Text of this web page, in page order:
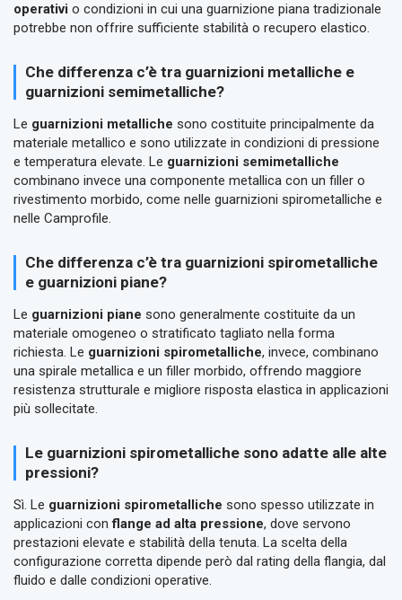
operativi o condizioni in cui una guarnizione piana tradizionale
potrebbe non offrire sufficiente stabilità o recupero elastico.
Che differenza c’è tra guarnizioni metalliche e
guarnizioni semimetalliche?
Le guarnizioni metalliche sono costituite principalmente da
materiale metallico e sono utilizzate in condizioni di pressione
e temperatura elevate. Le guarnizioni semimetalliche
combinano invece una componente metallica con un filler o
rivestimento morbido, come nelle guarnizioni spirometalliche e
nelle Camprofile.
Che differenza c’è tra guarnizioni spirometalliche
e guarnizioni piane?
Le guarnizioni piane sono generalmente costituite da un
materiale omogeneo o stratificato tagliato nella forma
richiesta. Le guarnizioni spirometalliche, invece, combinano
una spirale metallica e un filler morbido, offrendo maggiore
resistenza strutturale e migliore risposta elastica in applicazioni
più sollecitate.
Le guarnizioni spirometalliche sono adatte alle alte
pressioni?
Sì. Le guarnizioni spirometalliche sono spesso utilizzate in
applicazioni conflange ad alta pressione, dove servono
prestazioni elevate e stabilità della tenuta. La scelta della
configurazione corretta dipende però dal rating della flangia, dal
fluido e dalle condizioni operative.